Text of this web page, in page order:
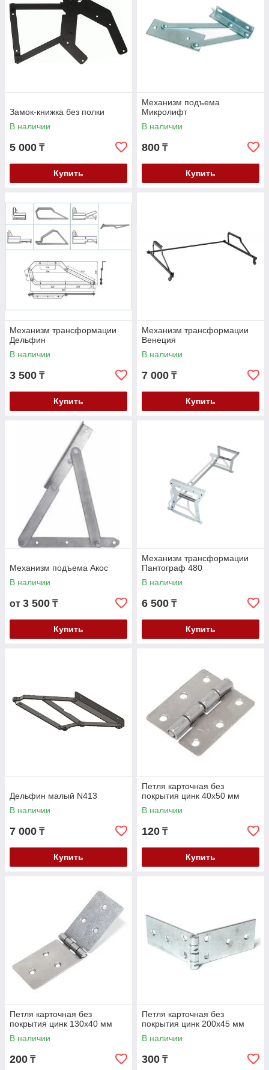
Замок-книжка без полки
В наличии
5 000 ₸
Купить
Механизм подъема
Микролифт
В наличии
800 ₸
Купить
Механизм трансформации
Дельфин
В наличии
3 500 ₸
Купить
Механизм трансформации
Венеция
В наличии
7 000 ₸
Купить
Механизм подъема Акос
В наличии
от 3 500 ₸
Купить
Механизм трансформации
Пантограф 480
В наличии
6 500 ₸
Купить
Дельфин малый N413
В наличии
7 000 ₸
Купить
Петля карточная без
покрытия цинк 40х50 мм
В наличии
120 ₸
Купить
Петля карточная без
покрытия цинк 130х40 мм
В наличии
200 ₸
Петля карточная без
покрытия цинк 200х45 мм
В наличии
300 ₸